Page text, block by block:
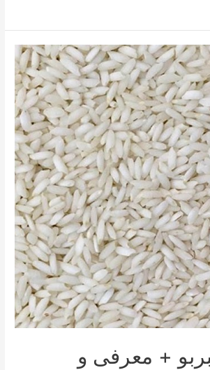
+ معرفی و